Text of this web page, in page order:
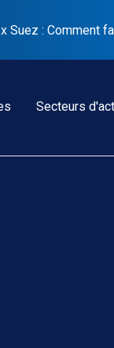
Suez : Comment
Secteurs